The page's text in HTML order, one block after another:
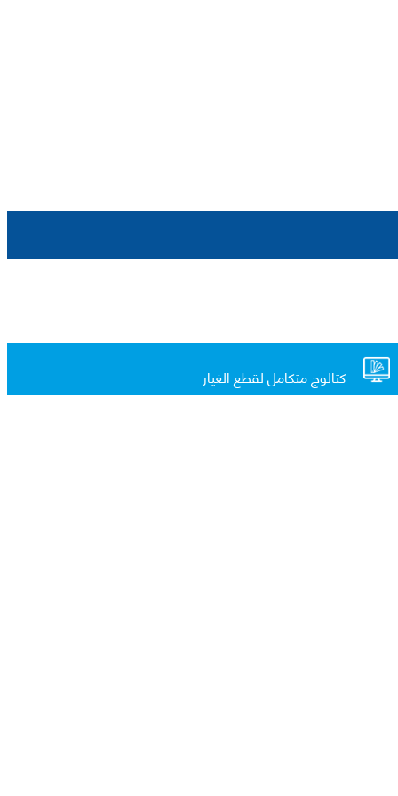
كتالوج متكامل لقطع الغيار